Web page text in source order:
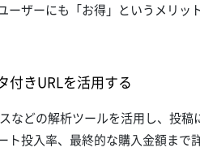
ーザーにも「お得」というメリ
付きURLを活用する
などの解析ツールを活用し、投
ト投入率、最終的な購入金額まで